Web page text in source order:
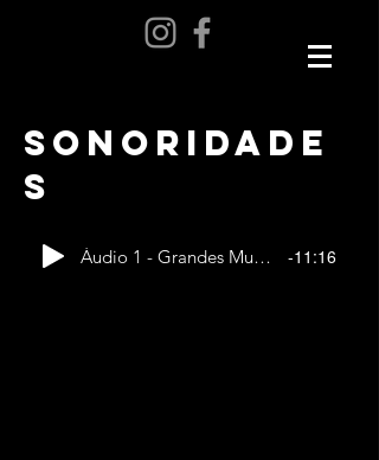
SONOridade
s
Áudio 1 - Grandes Mulheres Cleyde Yconis Parte 12 -11:16